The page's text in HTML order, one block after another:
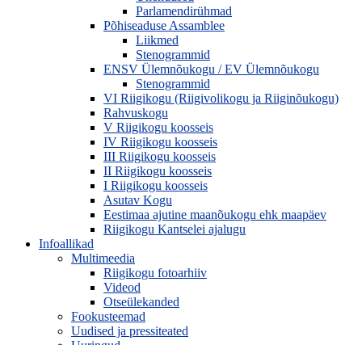
Parlamendirühmad
Põhiseaduse Assamblee
Liikmed
Stenogrammid
ENSV Ülemnõukogu / EV Ülemnõukogu
Stenogrammid
VI Riigikogu (Riigivolikogu ja Riiginõukogu)
Rahvuskogu
V Riigikogu koosseis
IV Riigikogu koosseis
III Riigikogu koosseis
II Riigikogu koosseis
I Riigikogu koosseis
Asutav Kogu
Eestimaa ajutine maanõukogu ehk maapäev
Riigikogu Kantselei ajalugu
Infoallikad
Multimeedia
Riigikogu fotoarhiiv
Videod
Otseülekanded
Fookusteemad
Uudised ja pressiteated